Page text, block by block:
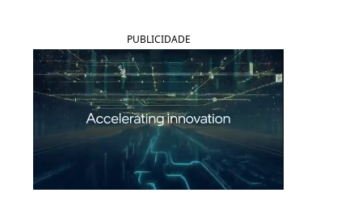
PUBLICIDADE